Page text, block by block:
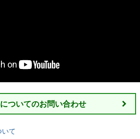
ついてのお問い合わせ
いて